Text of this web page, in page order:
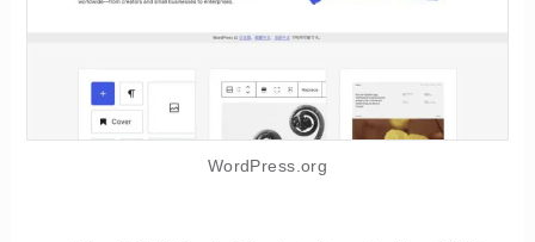
WordPress.org